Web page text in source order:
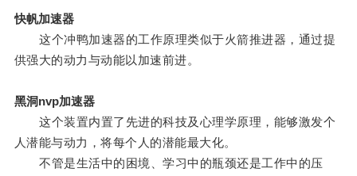
快帆加速器
这个冲鸭加速器的工作原理类似于火箭推进器，通过提
供强大的动力与动能以加速前进。
黑洞nvp加速器
这个装置内置了先进的科技及心理学原理，能够激发个
人潜能与动力，将每个人的潜能最大化。
不管是生活中的困境、学习中的瓶颈还是工作中的压